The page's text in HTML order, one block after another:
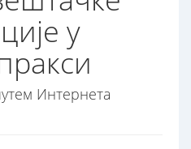
у
Интернета